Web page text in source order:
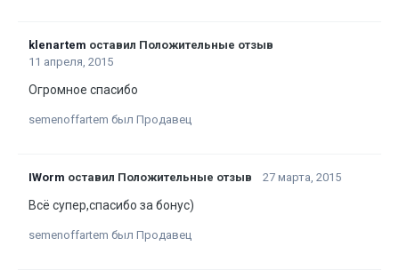
klenartem оставил Положительные отзыв
11 апреля, 2015
Огромное спасибо
semenoffartem был Продавец
IWorm оставил Положительные отзыв 27 марта, 2015
Всё супер,спасибо за бонус)
semenoffartem был Продавец